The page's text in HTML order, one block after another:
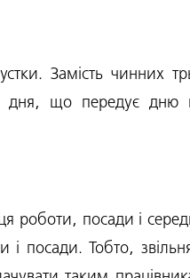
Замість чинних
дня, що передує
роботи, посади і
Тобто,